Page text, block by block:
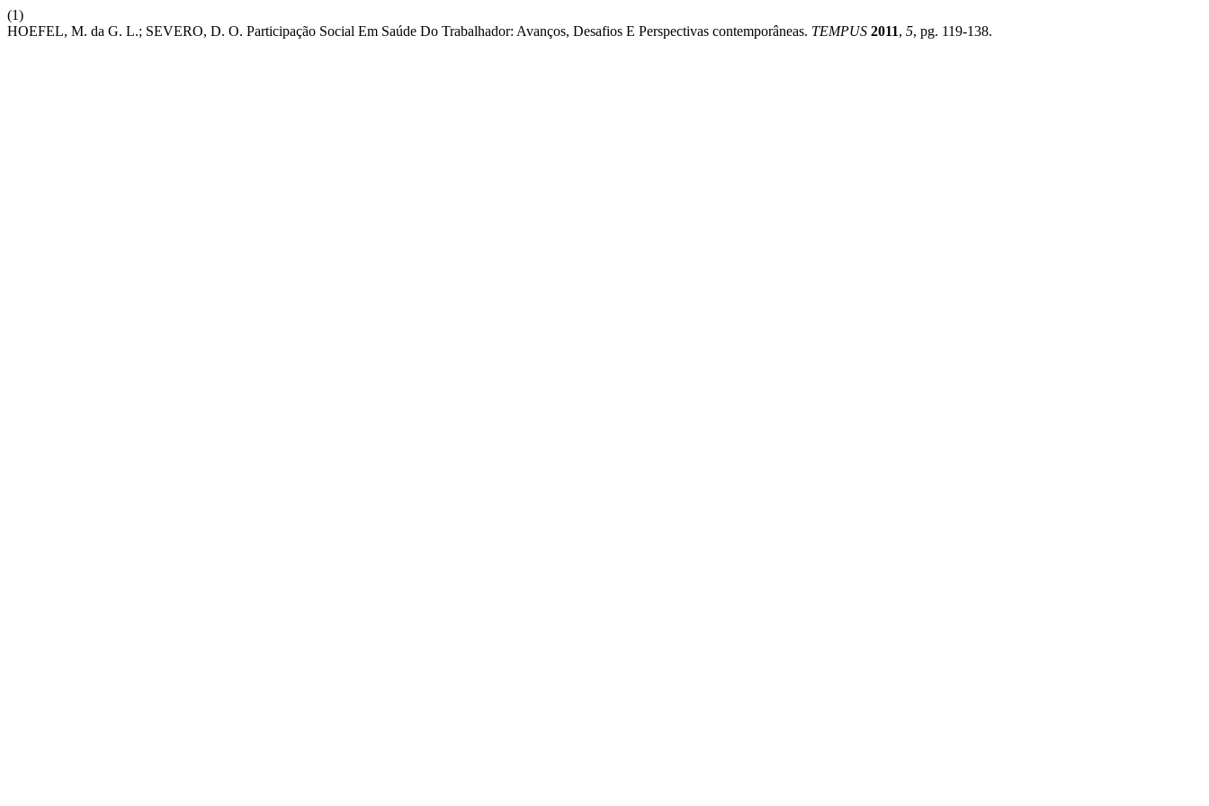
(1)
HOEFEL, M. da G. L.; SEVERO, D. O. Participação Social Em Saúde Do Trabalhador: Avanços, Desafios E Perspectivas contemporâneas. TEMPUS 2011, 5, pg. 119-138.